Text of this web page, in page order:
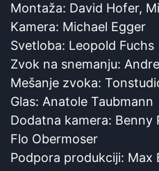
Montaža: David Hofer,
Kamera: Michael Egger
Svetloba: Leopold Fuchs
Zvok na snemanju:
Mešanje zvoka:
Glas: Anatole Taubmann
Dodatna kamera: Benny
Flo Obermoser
Podpora produkciji: Max